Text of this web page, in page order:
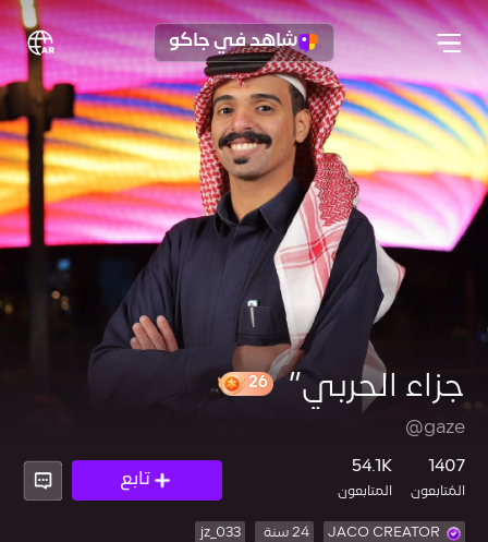
شاهد في جاكو
جزاء الحربي”
@gaze
1407
المُتابعون
54.1K
المتابعون
تابع
JACO CREATOR 24 سنة jz_033